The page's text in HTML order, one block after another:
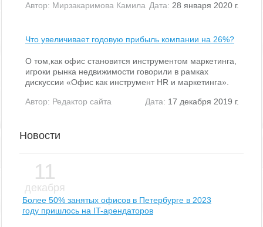
Автор: Мирзакаримова Камила Дата: 28 января 2020 г.
Что увеличивает годовую прибыль компании на 26%?
О том,как офис становится инструментом маркетинга,
игроки рынка недвижимости говорили в рамках
дискуссии «Офис как инструмент HR и маркетинга».
Автор: Редактор сайта Дата: 17 декабря 2019 г.
Новости
11
декабря
Более 50% занятых офисов в Петербурге в 2023
году пришлось на IT-арендаторов